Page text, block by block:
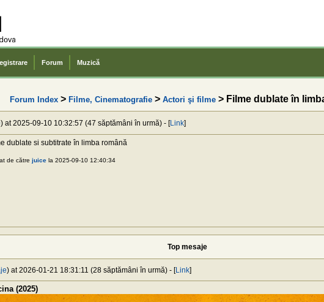
Forum Muzică
Forum Index> Filme, Cinematografie> Actori şi filme> Filme dublate în
) at 2025-09-10 10:32:57 (47 săptămâni în urmă) - [Link]
dublate si subtitrate în limba română
de către juice la 2025-09-10 12:40:34
Top mesaje
) at 2026-01-21 18:31:11 (28 săptămâni în urmă) - [Link]
(2025)